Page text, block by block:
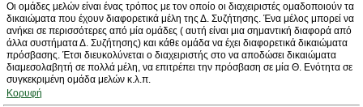
Οι ομάδες μελών είναι ένας τρόπος με τον οποίο οι διαχειριστές ομαδοποιούν τα
δικαιώματα που έχουν διαφορετικά μέλη της Δ. Συζήτησης. Ένα μέλος μπορεί να
ανήκει σε περισσότερες από μία ομάδες ( αυτή είναι μια σημαντική διαφορά από
άλλα συστήματα Δ. Συζήτησης) και κάθε ομάδα να έχει διαφορετικά δικαιώματα
πρόσβασης. Έτσι διευκολύνεται ο διαχειριστής στο να αποδώσει δικαιώματα
διαμεσολαβητή σε πολλά μέλη, να επιτρέπει την πρόσβαση σε μία Θ. Ενότητα σε
συγκεκριμένη ομάδα μελών κ.λ.π.
Κορυφή